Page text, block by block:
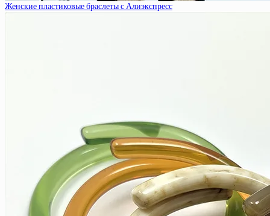
Женские пластиковые браслеты с Алиэкспресс